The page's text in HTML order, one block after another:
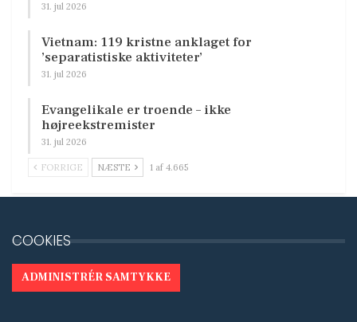
31. jul 2026
Vietnam: 119 kristne anklaget for
’separatistiske aktiviteter’
31. jul 2026
Evangelikale er troende – ikke
højreekstremister
31. jul 2026
FORRIGE NÆSTE 1 af 4.665
COOKIES
ADMINISTRÉR SAMTYKKE